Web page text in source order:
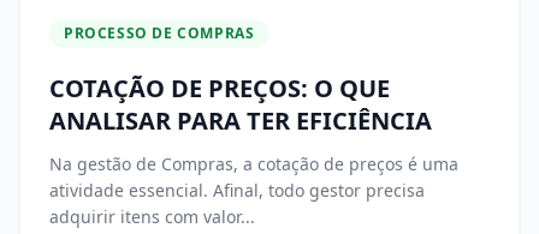
PROCESSO DE COMPRAS
COTAÇÃO DE PREÇOS: O QUE
ANALISAR PARA TER EFICIÊNCIA
Na gestão de Compras, a cotação de preços é uma
atividade essencial. Afinal, todo gestor precisa
adquirir itens com valor...